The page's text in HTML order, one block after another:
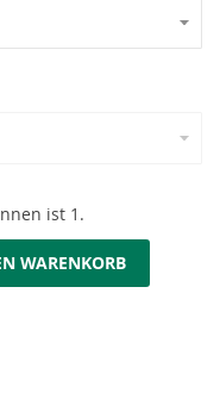
ist 1.
WARENKORB